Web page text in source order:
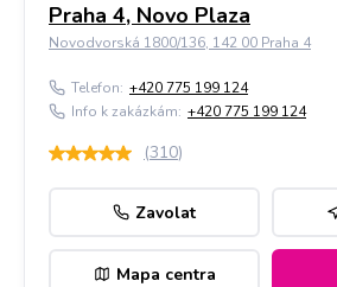
Praha 4, Novo Plaza
Novodvorská 1800/136, 142 00 Praha 4
Telefon: +420 775 199 124
Info k zakázkám: +420 775 199 124
(310)
Zavolat
Mapa centra